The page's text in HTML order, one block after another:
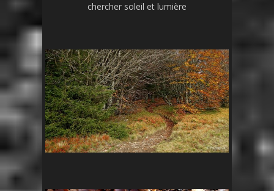
chercher soleil et lumière